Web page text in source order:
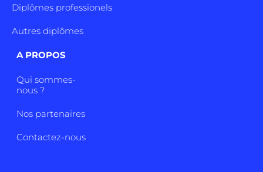
Diplômes professionels
Autres diplômes
A PROPOS
Qui sommes-
nous ?
Nos partenaires
Contactez-nous